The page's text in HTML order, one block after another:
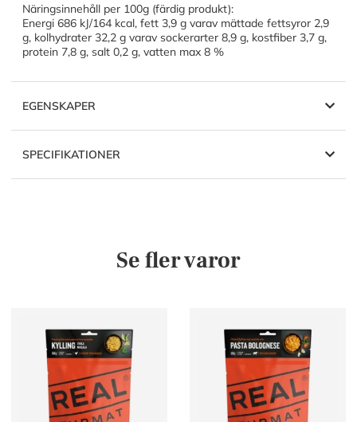
Näringsinnehåll per 100g (färdig produkt):
Energi 686 kJ/164 kcal, fett 3,9 g varav mättade fettsyror 2,9
g, kolhydrater 32,2 g varav sockerarter 8,9 g, kostfiber 3,7 g,
protein 7,8 g, salt 0,2 g, vatten max 8 %
EGENSKAPER
SPECIFIKATIONER
Se fler varor